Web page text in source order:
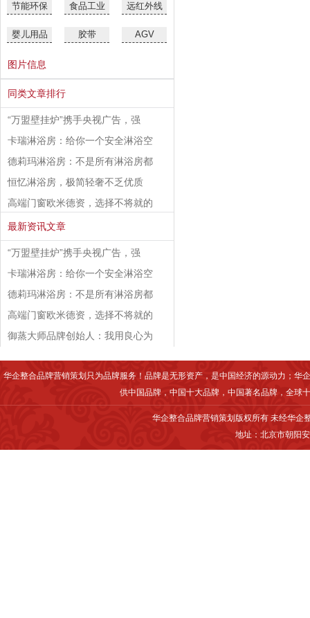
节能环保 食品工业 远红外线
婴儿用品 胶带 AGV
图片信息
同类文章排行
“万盟壁挂炉”携手央视广告，强
卡瑞淋浴房：给你一个安全淋浴空
德莉玛淋浴房：不是所有淋浴房都
恒忆淋浴房，极简轻奢不乏优质
高端门窗欧米德资，选择不将就的
最新资讯文章
“万盟壁挂炉”携手央视广告，强
卡瑞淋浴房：给你一个安全淋浴空
德莉玛淋浴房：不是所有淋浴房都
高端门窗欧米德资，选择不将就的
御蒸大师品牌创始人：我用良心为
华企整合品牌营销策划只为品牌服务！品牌是无形资产，是中国经济的源动力；
供中国品牌，中国十大品牌，中国著名品牌，全球
华企整合品牌营销策划版权所有 未经华企
地址：北京市朝阳